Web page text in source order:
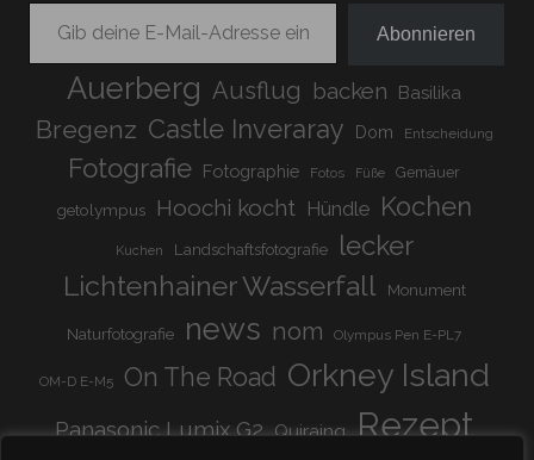
Abonnieren
Auerberg Ausflug backen Basilika
Bregenz Castle Inveraray Dom Entscheidung
Fotografie Fotographie Fotos Füße Gemäuer
getolympus Hoochi kocht Hündle Kochen
Kuchen Landschaftsfotografie lecker
Lichtenhainer Wasserfall Monument
Naturfotografie news nom Olympus Pen E-PL7
OM-D E-M5 On The Road Orkney Island
Panasonic Lumix G2 Quiraing Rezept